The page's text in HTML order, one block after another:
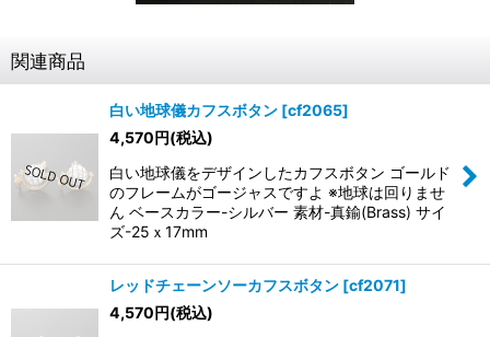
関連商品
白い地球儀カフスボタン [cf2065]
4,570円(税込)
白い地球儀をデザインしたカフスボタン ゴールド
のフレームがゴージャスですよ ※地球は回りませ
ん ベースカラー-シルバー 素材-真鍮(Brass) サイ
ズ-25ｘ17mm
レッドチェーンソーカフスボタン [cf2071]
4,570円(税込)